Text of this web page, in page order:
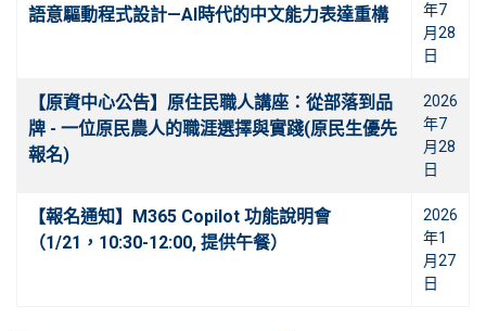
語意驅動程式設計—AI時代的中文能力表達重構
年7
月28
日
【原資中心公告】原住民職人講座：從部落到品
牌 - 一位原民農人的職涯選擇與實踐(原民生優先
報名)
2026
年7
月28
日
【報名通知】M365 Copilot 功能說明會
（1/21，10:30-12:00, 提供午餐）
2026
年1
月27
日